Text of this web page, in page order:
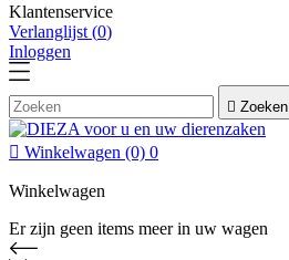
Klantenservice
Verlanglijst (0)
Inloggen
 Zoeken
 Winkelwagen (0) 0
Winkelwagen
Er zijn geen items meer in uw wagen